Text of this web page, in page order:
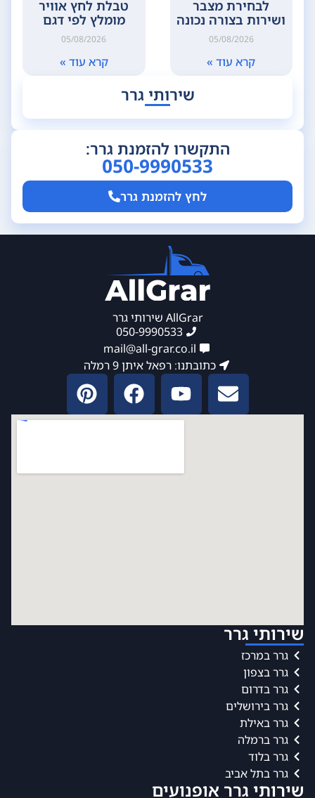
לבחירת מצבר
ושירות בצורה נכונה
05/08/2026
קרא עוד »
טבלת לחץ אוויר
מומלץ לפי דגם
05/08/2026
קרא עוד »
שירותי גרר
התקשרו להזמנת גרר:
050-9990533
לחץ להזמנת גרר
שירותי גרר
גרר במרכז
גרר בצפון
גרר בדרום
גרר בירושלים
גרר באילת
גרר ברמלה
גרר בלוד
גרר בתל אביב
שירותי גרר אופנועים
AllGrar שירותי גרר
050-9990533
mail@all-grar.co.il
כתובתנו: רפאל איתן 9 רמלה